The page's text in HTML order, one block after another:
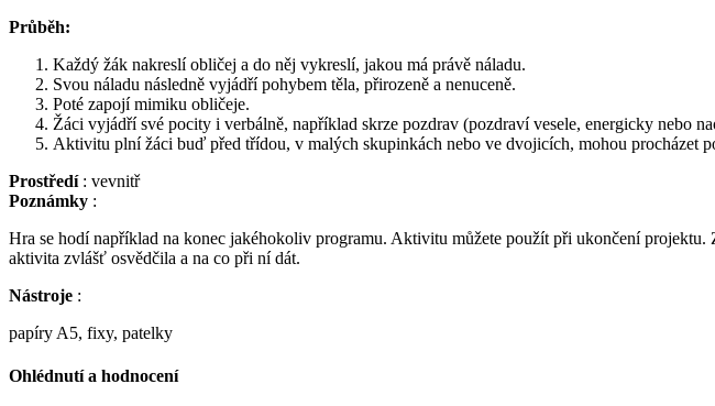
Průběh:
Každý žák nakreslí obličej a do něj vykreslí, jakou má právě náladu.
Svou náladu následně vyjádří pohybem těla, přirozeně a nenuceně.
Poté zapojí mimiku obličeje.
Žáci vyjádří své pocity i verbálně, například skrze pozdrav (pozdraví vesele, energicky nebo
Aktivitu plní žáci buď před třídou, v malých skupinkách nebo ve dvojicích, mohou procházet
Prostředí : vevnitř
Poznámky :
Hra se hodí například na konec jakéhokoliv programu. Aktivitu můžete použít při ukončení
aktivita zvlášť osvědčila a na co při ní dát.
Nástroje :
papíry A5, fixy, patelky
Ohlédnutí a hodnocení